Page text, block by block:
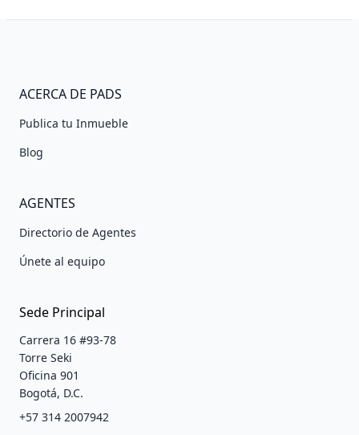
ACERCA DE PADS
Publica tu Inmueble
Blog
AGENTES
Directorio de Agentes
Únete al equipo
Sede Principal
Carrera 16 #93-78
Torre Seki
Oficina 901
Bogotá, D.C.
+57 314 2007942